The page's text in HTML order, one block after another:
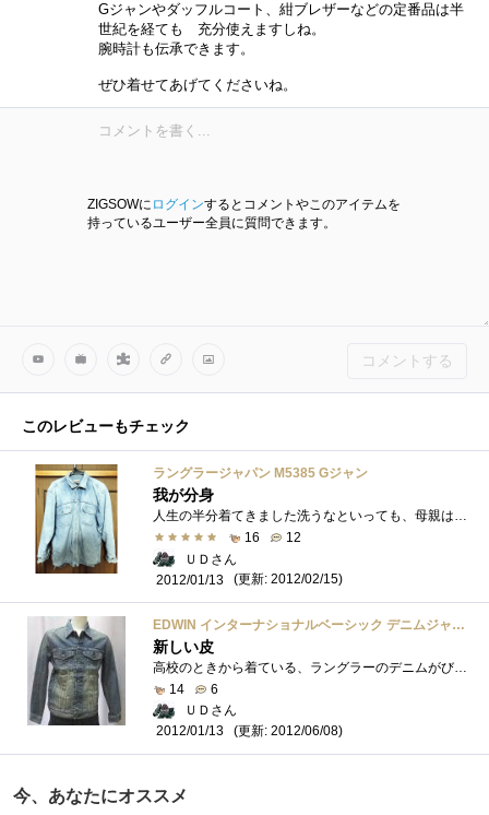
Gジャンやダッフルコート、紺ブレザーなどの定番品は半
世紀を経ても 充分使えますしね。
腕時計も伝承できます。
ぜひ着せてあげてくださいね。
ZIGSOWに ログインするとコメントやこのアイテムを
持っているユーザー全員に質問できます。
コメントする
このレビューもチェック
ラングラージャパン M5385 Gジャン
我が分身
人生の半分着てきました洗うなといっても、母親は無慈悲に洗濯機に放り込んだものです…。その後も、「そんな乞食みたいな格好で敷居を跨ぐ�...
16
12
ＵＤさん
2012/01/13
(更新: 2012/02/15)
EDWIN インターナショナルベーシック デニムジャケット 46148-146 淡色ブルー M
新しい皮
高校のときから着ている、ラングラーのデニムがびりびりなので購入…。ジップがないので、しょうがなくボタンで妥協しました。今こんな安い�...
14
6
ＵＤさん
2012/01/13
(更新: 2012/06/08)
今、あなたにオススメ